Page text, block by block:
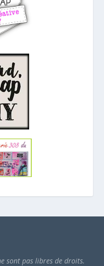
sont pas libres de droits.